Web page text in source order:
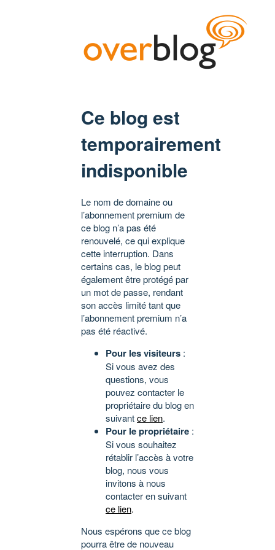
Ce blog est
temporairement
indisponible
Le nom de domaine ou
l’abonnement premium de
ce blog n’a pas été
renouvelé, ce qui explique
cette interruption. Dans
certains cas, le blog peut
également être protégé par
un mot de passe, rendant
son accès limité tant que
l’abonnement premium n’a
pas été réactivé.
Pour les visiteurs :
Si vous avez des
questions, vous
pouvez contacter le
propriétaire du blog en
suivantce lien.
Pour le propriétaire :
Si vous souhaitez
rétablir l’accès à votre
blog, nous vous
invitons à nous
contacter en suivant
ce lien.
Nous espérons que ce blog
pourra être de nouveau